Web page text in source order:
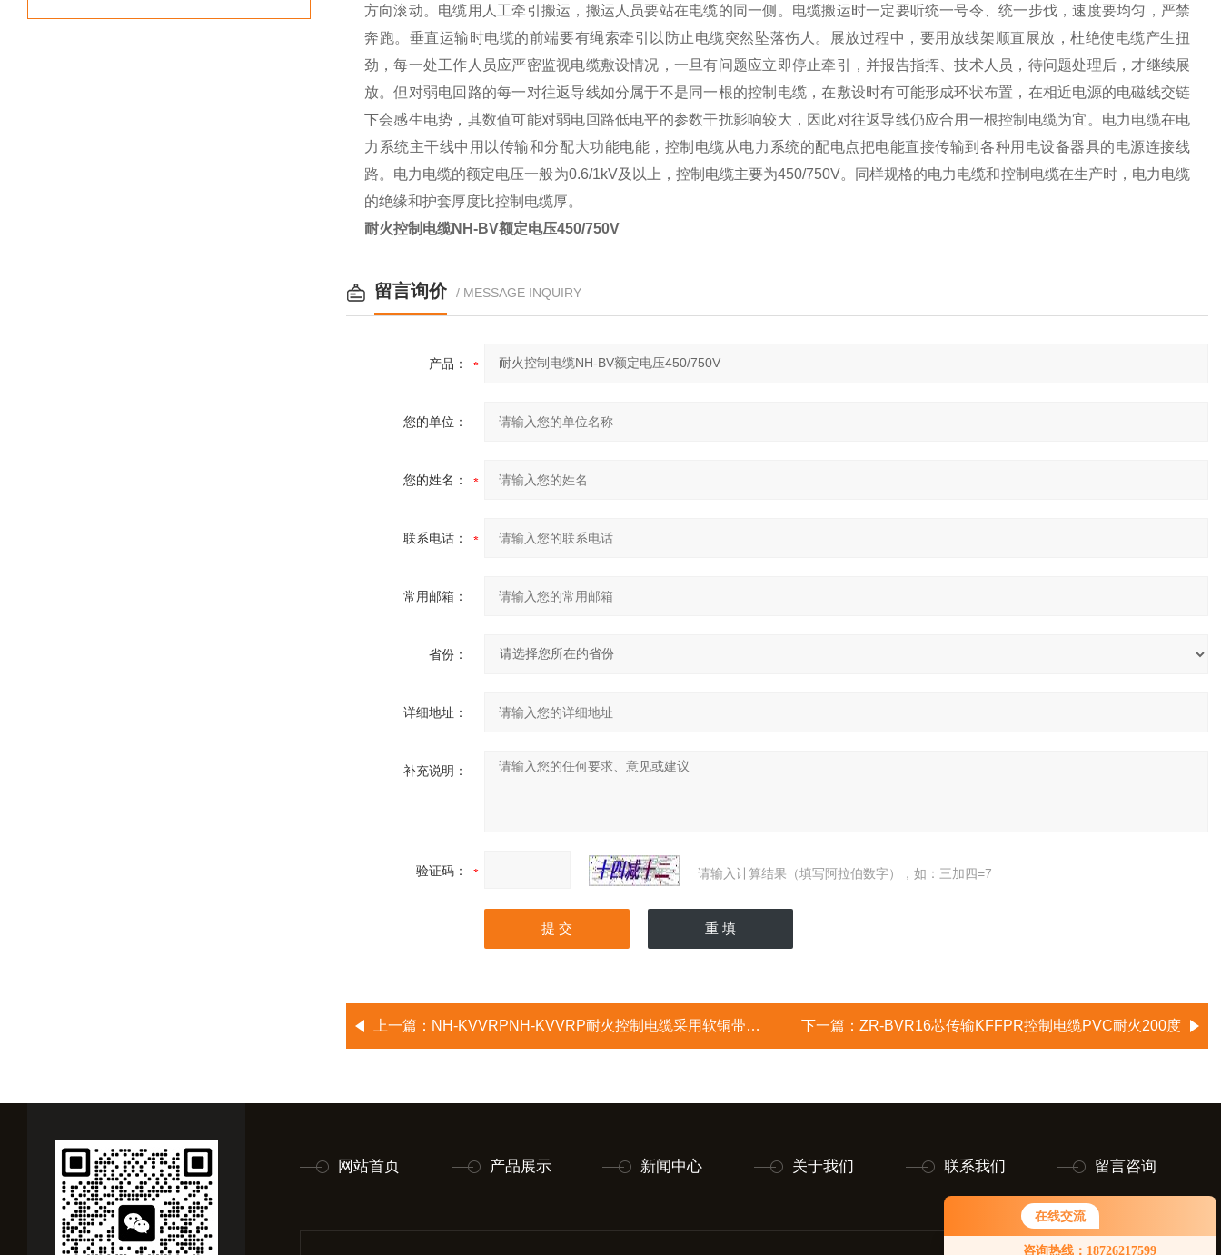
在线交流
咨询热线：18726217599
方向滚动。电缆用人工牵引搬运，搬运人员要站在电缆的同一侧。电缆搬运时一定要听统一号令、统一步伐，速度要均匀，严禁
奔跑。垂直运输时电缆的前端要有绳索牵引以防止电缆突然坠落伤人。展放过程中，要用放线架顺直展放，杜绝使电缆产生扭
劲，每一处工作人员应严密监视电缆敷设情况，一旦有问题应立即停止牵引，并报告指挥、技术人员，待问题处理后，才继续展
放。但对弱电回路的每一对往返导线如分属于不是同一根的控制电缆，在敷设时有可能形成环状布置，在相近电源的电磁线交链
下会感生电势，其数值可能对弱电回路低电平的参数干扰影响较大，因此对往返导线仍应合用一根控制电缆为宜。电力电缆在电
力系统主干线中用以传输和分配大功能电能，控制电缆从电力系统的配电点把电能直接传输到各种用电设备器具的电源连接线
路。电力电缆的额定电压一般为0.6/1kV及以上，控制电缆主要为450/750V。同样规格的电力电缆和控制电缆在生产时，电力电缆
的绝缘和护套厚度比控制电缆厚。
耐火控制电缆NH-BV额定电压450/750V
留言询价 / MESSAGE INQUIRY
产品：
您的单位：
您的姓名：
联系电话：
常用邮箱：
省份：
详细地址：
补充说明：
验证码： 请输入计算结果（填写阿拉伯数字），如：三加四=7
上一篇： NH-KVVRPNH-KVVRP耐火控制电缆采用软铜带重叠绕包 下一篇： ZR-BVR16芯传输KFFPR控制电缆PVC耐火200度
网站首页 产品展示 新闻中心 关于我们 联系我们 留言咨询